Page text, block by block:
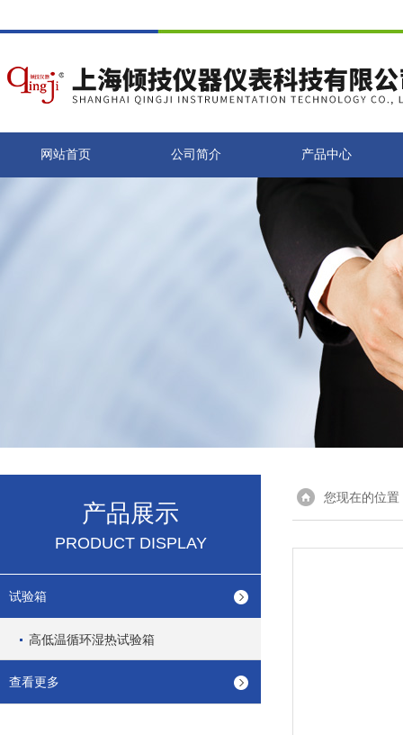
网站首页 公司简介 产品中心
产品展示
PRODUCT DISPLAY
试验箱
高低温循环湿热试验箱
查看更多
您现在的位置